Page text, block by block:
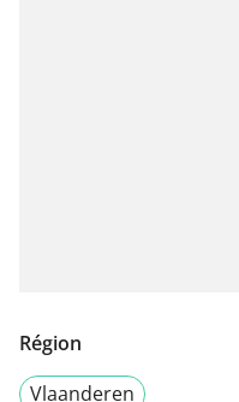
Région
Vlaanderen